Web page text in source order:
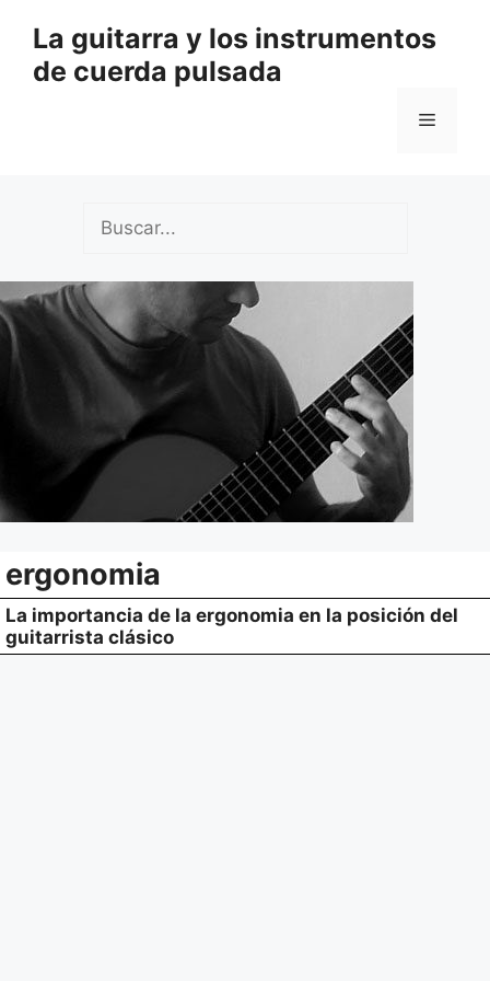
contenido
La guitarra y los instrumentos
de cuerda pulsada
Menú
ergonomia
La importancia de la ergonomia en la posición del
guitarrista clásico